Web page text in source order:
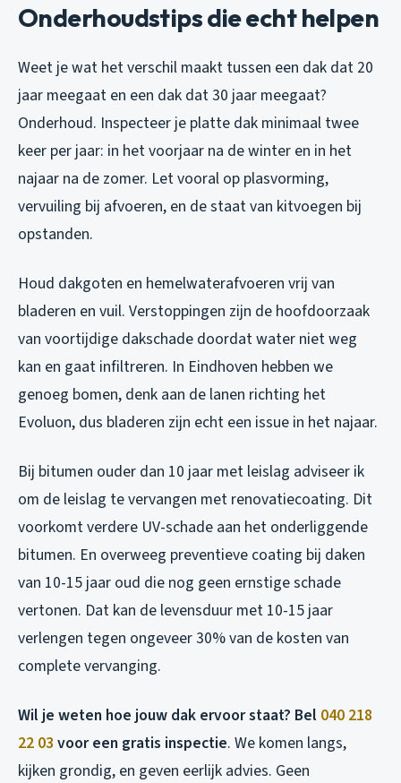
Onderhoudstips die echt helpen
Weet je wat het verschil maakt tussen een dak dat 20
jaar meegaat en een dak dat 30 jaar meegaat?
Onderhoud. Inspecteer je platte dak minimaal twee
keer per jaar: in het voorjaar na de winter en in het
najaar na de zomer. Let vooral op plasvorming,
vervuiling bij afvoeren, en de staat van kitvoegen bij
opstanden.
Houd dakgoten en hemelwaterafvoeren vrij van
bladeren en vuil. Verstoppingen zijn de hoofdoorzaak
van voortijdige dakschade doordat water niet weg
kan en gaat infiltreren. In Eindhoven hebben we
genoeg bomen, denk aan de lanen richting het
Evoluon, dus bladeren zijn echt een issue in het najaar.
Bij bitumen ouder dan 10 jaar met leislag adviseer ik
om de leislag te vervangen met renovatiecoating. Dit
voorkomt verdere UV-schade aan het onderliggende
bitumen. En overweeg preventieve coating bij daken
van 10-15 jaar oud die nog geen ernstige schade
vertonen. Dat kan de levensduur met 10-15 jaar
verlengen tegen ongeveer 30% van de kosten van
complete vervanging.
Wil je weten hoe jouw dak ervoor staat? Bel 040 218
22 03 voor een gratis inspectie. We komen langs,
kijken grondig, en geven eerlijk advies. Geen